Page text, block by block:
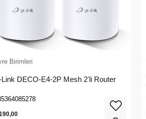
Birimleri
Link DECO-E4-2P Mesh 2'li Router